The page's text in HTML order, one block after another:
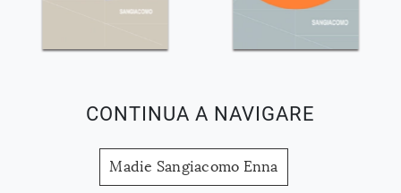
CONTINUA A NAVIGARE
Madie Sangiacomo Enna